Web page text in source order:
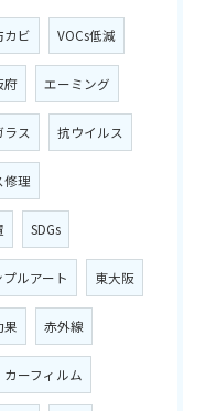
カビ VOCs低減
府 エーミング
ラス 抗ウイルス
修理
SDGs
プルアート 東大阪
果 赤外線
カーフィルム